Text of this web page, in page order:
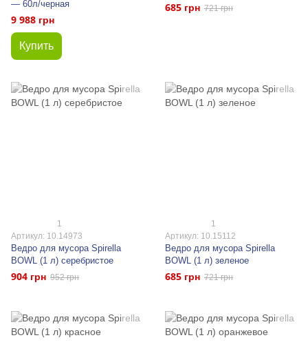
— 60л/черная
9 988 грн
Купить
685 грн 721 грн
1
Артикул: 10.14973
Ведро для мусора Spirella
BOWL (1 л) серебристое
904 грн 952 грн
1
Артикул: 10.15112
Ведро для мусора Spirella
BOWL (1 л) зеленое
685 грн 721 грн